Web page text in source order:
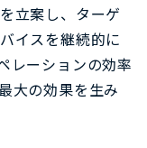
立案し、ターゲ
イスを継続的に
レーションの効率
大の効果を生み